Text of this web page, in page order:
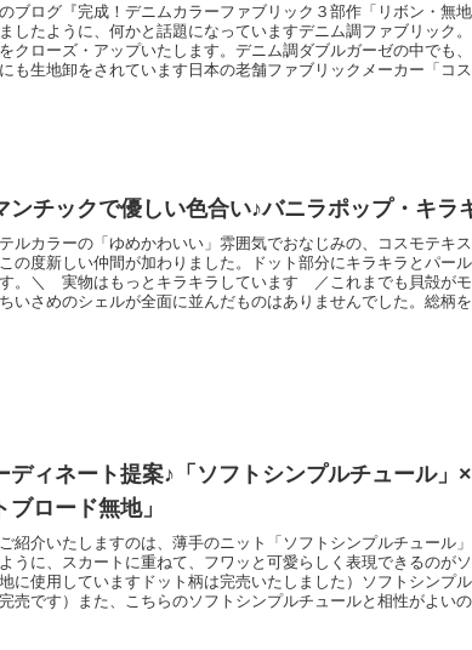
ブログ『完成！デニムカラーファブリック３部作「リボン・無
したように、何かと話題になっていますデニム調ファブリック
クローズ・アップいたします。デニム調ダブルガーゼの中でも
も生地卸をされています日本の老舗ファブリックメーカー「コ
ンチックで優しい色合い♪バニラポップ・キラ
ルカラーの「ゆめかわいい」雰囲気でおなじみの、コスモテキ
の度新しい仲間が加わりました。ドット部分にキラキラとパー
。＼ 実物はもっとキラキラしています ／これまでも貝殻が
いさめのシェルが全面に並んだものはありませんでした。総柄
ディネート提案♪「ソフトシンプルチュール」
ブロード無地」
紹介いたしますのは、薄手のニット「ソフトシンプルチュール
うに、スカートに重ねて、フワッと可愛らしく表現できるのが
地に使用していますドット柄は完売いたしました）ソフトシンプ
売です）また、こちらのソフトシンプルチュールと相性がよい